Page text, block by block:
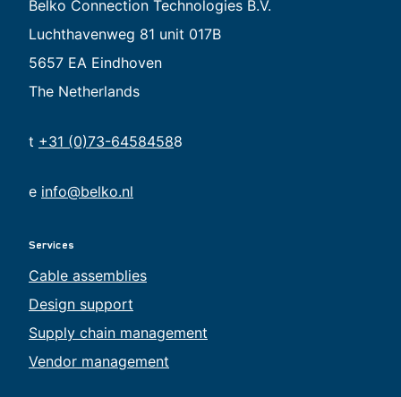
Belko Connection Technologies B.V.
Luchthavenweg 81 unit 017B
5657 EA Eindhoven
The Netherlands
t +31 (0)73-64584588
e info@belko.nl
Services
Cable assemblies
Design support
Supply chain management
Vendor management